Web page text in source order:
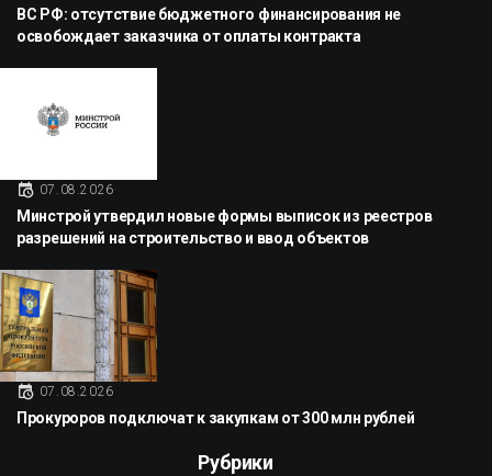
ВС РФ: отсутствие бюджетного финансирования не
освобождает заказчика от оплаты контракта
07.08.2026
Минстрой утвердил новые формы выписок из реестров
разрешений на строительство и ввод объектов
07.08.2026
Прокуроров подключат к закупкам от 300 млн рублей
Рубрики